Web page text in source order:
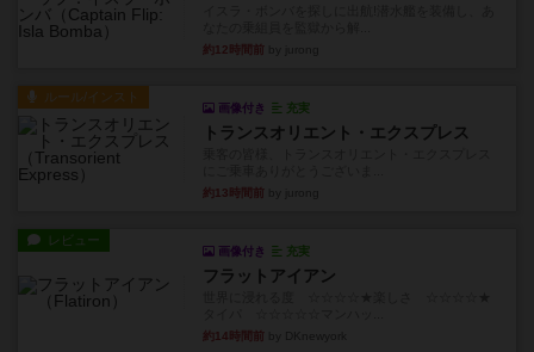
約12時間前
ルール/インスト
画像付き 充実
トランスオリエント・エクスプレス
約13時間前
レビュー
画像付き 充実
フラットアイアン
約14時間前